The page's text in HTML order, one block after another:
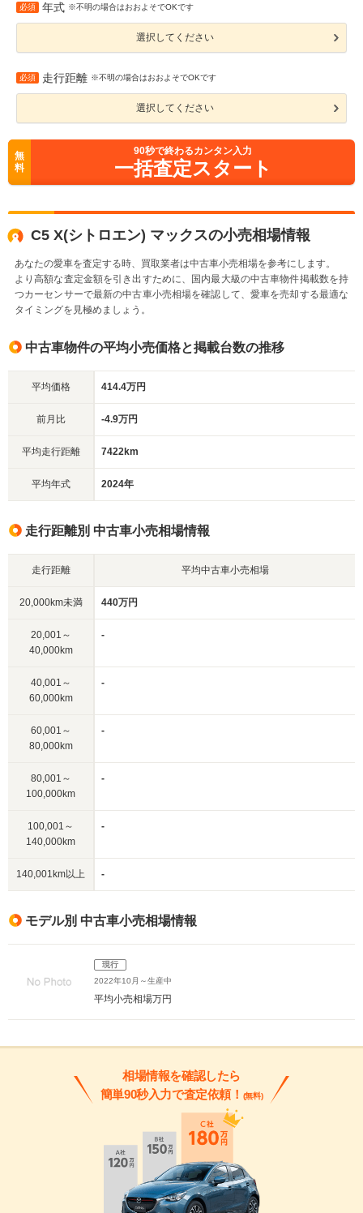
必須 年式 ※不明の場合はおおよそでOKです
選択してください
必須 走行距離 ※不明の場合はおおよそでOKです
選択してください
無
料
90秒で終わるカンタン入力
一括査定スタート
C5 X(シトロエン) マックスの小売相場情報
あなたの愛車を査定する時、買取業者は中古車小売相場を参考にします。
より高額な査定金額を引き出すために、国内最大級の中古車物件掲載数を持
つカーセンサーで最新の中古車小売相場を確認して、愛車を売却する最適な
タイミングを見極めましょう。
中古車物件の平均小売価格と掲載台数の推移
平均価格 414.4万円
前月比 -4.9万円
平均走行距離 7422km
平均年式 2024年
走行距離別 中古車小売相場情報
走行距離 平均中古車小売相場
20,000km未満 440万円
20,001～
40,000km
-
40,001～
60,000km
-
60,001～
80,000km
-
80,001～
100,000km
-
100,001～
140,000km
-
140,001km以上 -
モデル別 中古車小売相場情報
現行
2022年10月～生産中
平均小売相場万円
相場情報を確認したら
簡単90秒入力で査定依頼！ (無料)